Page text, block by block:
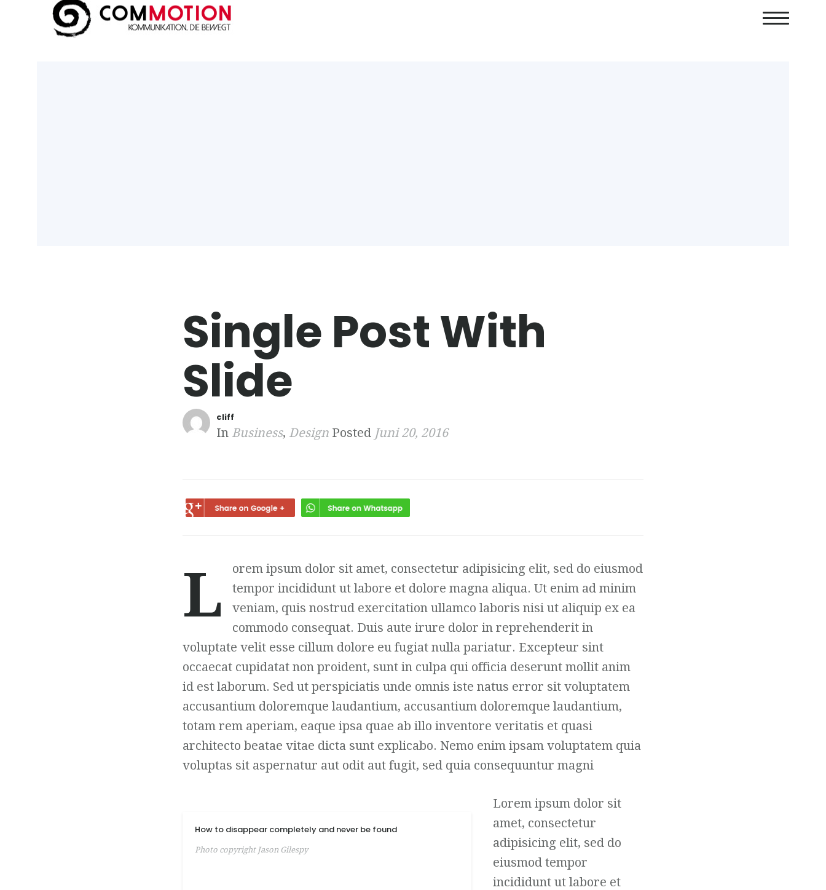
Single Post With
Slide
cliff
In Business, Design Posted Juni 20, 2016
L
orem ipsum dolor sit amet, consectetur adipisicing elit, sed do eiusmod
tempor incididunt ut labore et dolore magna aliqua. Ut enim ad minim
veniam, quis nostrud exercitation ullamco laboris nisi ut aliquip ex ea
commodo consequat. Duis aute irure dolor in reprehenderit in
voluptate velit esse cillum dolore eu fugiat nulla pariatur. Excepteur sint
occaecat cupidatat non proident, sunt in culpa qui officia deserunt mollit anim
id est laborum. Sed ut perspiciatis unde omnis iste natus error sit voluptatem
accusantium doloremque laudantium, accusantium doloremque laudantium,
totam rem aperiam, eaque ipsa quae ab illo inventore veritatis et quasi
architecto beatae vitae dicta sunt explicabo. Nemo enim ipsam voluptatem quia
voluptas sit aspernatur aut odit aut fugit, sed quia consequuntur magni
How to disappear completely and never be found
Photo copyright Jason Gilespy
Lorem ipsum dolor sit
amet, consectetur
adipisicing elit, sed do
eiusmod tempor
incididunt ut labore et